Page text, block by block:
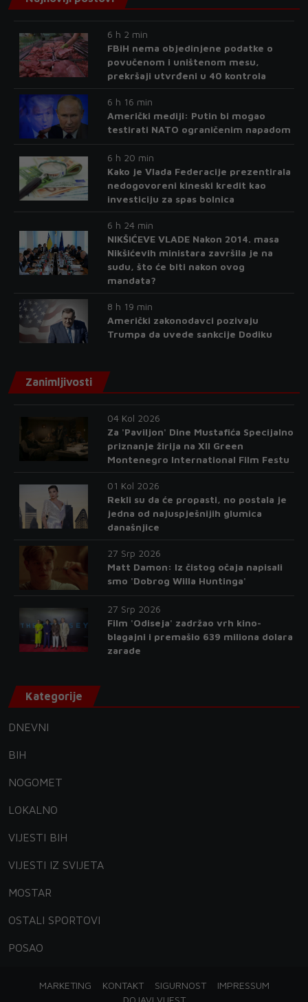
6 h 2 min
FBiH nema objedinjene podatke o
povučenom i uništenom mesu,
prekršaji utvrđeni u 40 kontrola
6 h 16 min
Američki mediji: Putin bi mogao
testirati NATO ograničenim napadom
6 h 20 min
Kako je Vlada Federacije prezentirala
nedogovoreni kineski kredit kao
investiciju za spas bolnica
6 h 24 min
NIKŠIĆEVE VLADE Nakon 2014. masa
Nikšićevih ministara završila je na
sudu, što će biti nakon ovog
mandata?
8 h 19 min
Američki zakonodavci pozivaju
Trumpa da uvede sankcije Dodiku
Zanimljivosti
04 Kol 2026
Za 'Paviljon' Dine Mustafića Specijalno
priznanje žirija na XII Green
Montenegro International Film Festu
01 Kol 2026
Rekli su da će propasti, no postala je
jedna od najuspješnijih glumica
današnjice
27 Srp 2026
Matt Damon: Iz čistog očaja napisali
smo 'Dobrog Willa Huntinga'
27 Srp 2026
Film 'Odiseja' zadržao vrh kino-
blagajni i premašio 639 miliona dolara
zarade
Kategorije
DNEVNI
BIH
NOGOMET
LOKALNO
VIJESTI BIH
VIJESTI IZ SVIJETA
MOSTAR
OSTALI SPORTOVI
POSAO
MARKETING KONTAKT SIGURNOST
IMPRESSUM
DOJAVI VIJEST